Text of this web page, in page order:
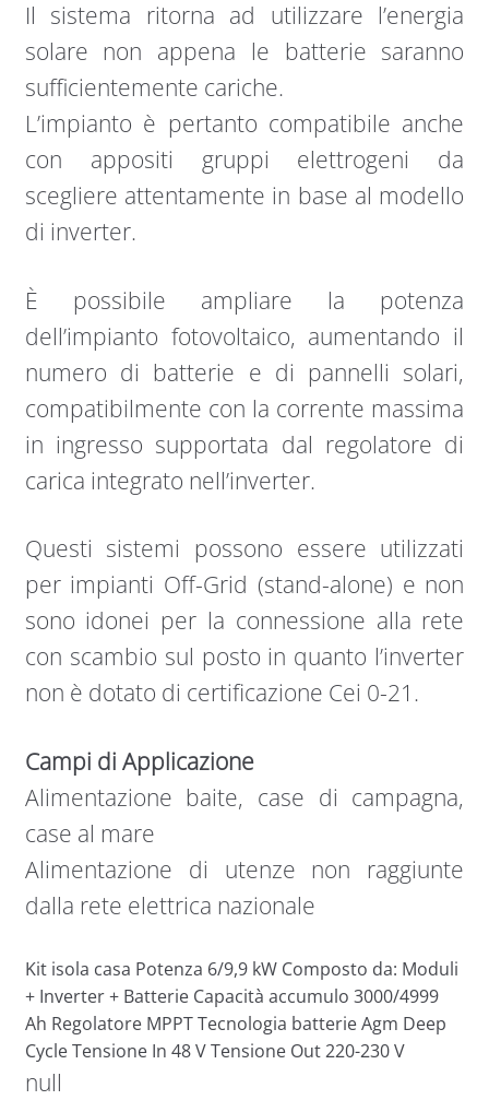
Il sistema ritorna ad utilizzare l’energia
solare non appena le batterie saranno
sufficientemente cariche.
L’impianto è pertanto compatibile anche
con appositi gruppi elettrogeni da
scegliere attentamente in base al modello
di inverter.
È possibile ampliare la potenza
dell’impianto fotovoltaico, aumentando il
numero di batterie e di pannelli solari,
compatibilmente con la corrente massima
in ingresso supportata dal regolatore di
carica integrato nell’inverter.
Questi sistemi possono essere utilizzati
per impianti Off-Grid (stand-alone) e non
sono idonei per la connessione alla rete
con scambio sul posto in quanto l’inverter
non è dotato di certificazione Cei 0-21.
Campi di Applicazione
Alimentazione baite, case di campagna,
case al mare
Alimentazione di utenze non raggiunte
dalla rete elettrica nazionale
Kit isola casa Potenza 6/9,9 kW Composto da: Moduli
+ Inverter + Batterie Capacità accumulo 3000/4999
Ah Regolatore MPPT Tecnologia batterie Agm Deep
Cycle Tensione In 48 V Tensione Out 220-230 V
null